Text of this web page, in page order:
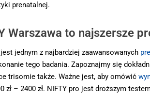
prenatalnej.
Warszawa to najszersze
jest jednym z najbardziej zaawansowanych
tego badania. Zapoznajmy się
trisomie także. Ważne jest, aby omówić
zł – 2400 zł. NIFTY pro jest droższym